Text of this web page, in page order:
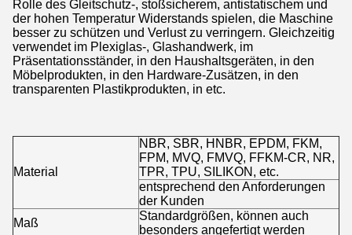
Rolle des Gleitschutz-, stoßsicherem, antistatischem und
der hohen Temperatur Widerstands spielen, die Maschine
besser zu schützen und Verlust zu verringern. Gleichzeitig
verwendet im Plexiglas-, Glashandwerk, im
Präsentationsständer, in den Haushaltsgeräten, in den
Möbelprodukten, in den Hardware-Zusätzen, in den
transparenten Plastikprodukten, in etc.
Material
NBR, SBR, HNBR, EPDM, FKM,
FPM, MVQ, FMVQ, FFKM-CR, NR,
TPR, TPU, SILIKON, etc.
entsprechend den Anforderungen
der Kunden
Maß
Standardgrößen, können auch
besonders angefertigt werden